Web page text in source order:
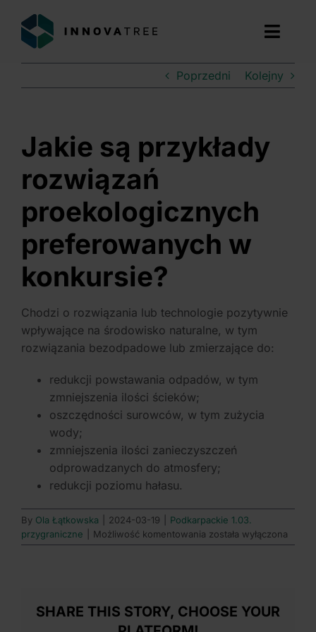
zawartości
ZNAJDŹ DOTACJE
O NAS
DOŚWIADCZENIE
BLOG
BEZPŁATNA KONSULTACJA
Poprzedni Kolejny
Jakie są przykłady
rozwiązań
proekologicznych
preferowanych w
konkursie?
Chodzi o rozwiązania lub technologie pozytywnie
wpływające na środowisko naturalne, w tym
rozwiązania bezodpadowe lub zmierzające do:
redukcji powstawania odpadów, w tym
zmniejszenia ilości ścieków;
oszczędności surowców, w tym zużycia
wody;
zmniejszenia ilości zanieczyszczeń
odprowadzanych do atmosfery;
redukcji poziomu hałasu.
By Ola Łątkowska 2024-03-19
Podkarpackie 1.03.
przygraniczne
Możliwość komentowania Jakie
są
preferowanych
w
została wyłączona
SHARE THIS STORY, CHOOSE YOUR